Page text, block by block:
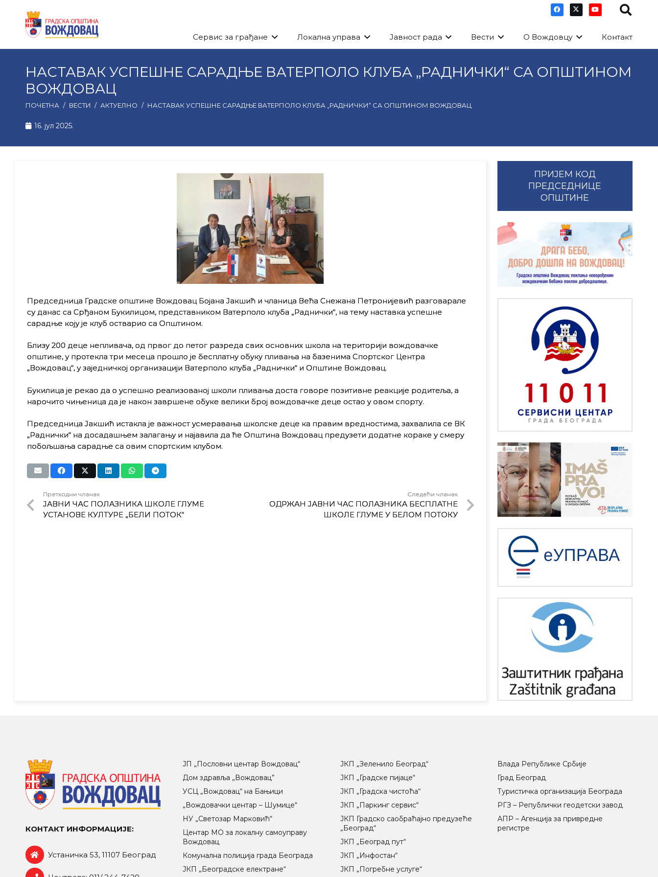
Сервис за грађане Локална управа Јавност рада Вести О Вождовцу Контакт
НАСТАВАК УСПЕШНЕ САРАДЊЕ ВАТЕРПОЛО КЛУБА „РАДНИЧКИ“ СА ОПШТИНОМ
ВОЖДОВАЦ
ПОЧЕТНА / ВЕСТИ / АКТУЕЛНО / НАСТАВАК УСПЕШНЕ САРАДЊЕ ВАТЕРПОЛО КЛУБА „РАДНИЧКИ“ СА ОПШТИНОМ ВОЖДОВАЦ
16. јул 2025.
Председница Градске општине Вождовац Бојана Јакшић и чланица Већа Снежана Петронијевић разговарале
су данас са Срђаном Букилицом, представником Ватерполо клуба „Раднички“, на тему наставка успешне
сарадње коју је клуб остварио са Општином.
Близу 200 деце непливача, од првог до петог разреда свих основних школа на територији вождовачке
општине, у протекла три месеца прошло је бесплатну обуку пливања на базенима Спортског Центра
„Вождовац“, у заједничкој организацији Ватерполо клуба „Раднички“ и Општине Вождовац.
Букилица је рекао да о успешно реализованој школи пливања доста говоре позитивне реакције родитеља, а
нарочито чињеница да је након завршене обуке велики број вождовачке деце остао у овом спорту.
Председница Јакшић истакла је важност усмеравања школске деце ка правим вредностима, захвалила се ВК
„Раднички“ на досадашњем залагању и најавила да ће Општина Вождовац предузети додатне кораке у смеру
побољшања сарадње са овим спортским клубом.
Претходни чланак
ЈАВНИ ЧАС ПОЛАЗНИКА ШКОЛЕ ГЛУМЕ
УСТАНОВЕ КУЛТУРЕ „БЕЛИ ПОТОК“
Следећи чланак
ОДРЖАН ЈАВНИ ЧАС ПОЛАЗНИКА БЕСПЛАТНЕ
ШКОЛЕ ГЛУМЕ У БЕЛОМ ПОТОКУ
ПРИЈЕМ КОД
ПРЕДСЕДНИЦЕ
ОПШТИНЕ
КОНТАКТ ИНФОРМАЦИЈЕ:
Устаничка 53, 11107 Београд
ЈП „Пословни центар Вождовац“
Дом здравља „Вождовац”
УСЦ „Вождовац“ на Бањици
„Вождовачки центар – Шумице“
НУ „Светозар Марковић“
Центар МO за локалну самоуправу
Вождовац
Комунална полиција града Београда
ЈКП „Београдске електране“
ЈКП „Зеленило Београд“
ЈКП „Градске пијаце“
ЈКП „Градска чистоћа“
ЈКП „Паркинг сервис“
ЈКП Градско саобраћајно предузеће
„Београд“
ЈКП „Београд пут“
ЈКП „Инфостан“
ЈКП „Погребне услуге“
Влада Републике Србије
Град Београд
Туристичка организација Београда
РГЗ – Републички геодетски завод
АПР – Агенција за привредне
регистре